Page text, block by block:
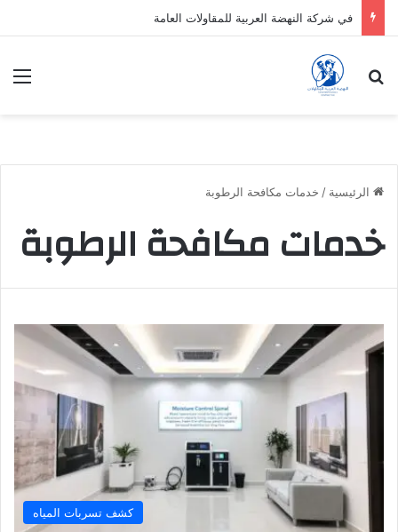
في شركة النهضة العربية للمقاولات العامة
بحث عن
الرئيسية / خدمات مكافحة الرطوبة
خدمات مكافحة الرطوبة
كشف تسربات المياه